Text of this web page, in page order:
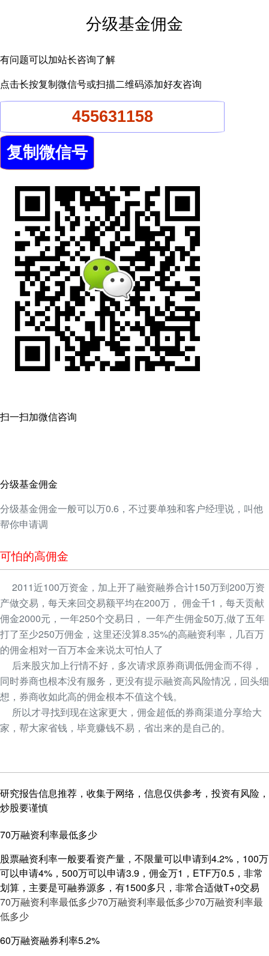
分级基金佣金
有问题可以加站长咨询了解
点击长按复制微信号或扫描二维码添加好友咨询
扫一扫加微信咨询
分级基金佣金
分级基金佣金一般可以万0.6，不过要单独和客户经理说，叫他
帮你申请调
可怕的高佣金
2011近100万资金，加上开了融资融券合计150万到200万资
产做交易，每天来回交易额平均在200万， 佣金千1，每天贡献
佣金2000元，一年250个交易日， 一年产生佣金50万,做了五年
打了至少250万佣金，这里还没算8.35%的高融资利率，几百万
的佣金相对一百万本金来说太可怕人了
后来股灾加上行情不好，多次请求原券商调低佣金而不得，
同时券商也根本没有服务，更没有提示融资高风险情况，回头细
想，券商收如此高的佣金根本不值这个钱。
所以才寻找到现在这家更大，佣金超低的券商渠道分享给大
家，帮大家省钱，毕竟赚钱不易，省出来的是自己的。
研究报告信息推荐，收集于网络，信息仅供参考，投资有风险，
炒股要谨慎
70万融资利率最低多少
股票融资利率一般要看资产量，不限量可以申请到4.2%，100万
可以申请4%，500万可以申请3.9，佣金万1，ETF万0.5，非常
划算，主要是可融券源多，有1500多只，非常合适做T+0交易
70万融资利率最低多少70万融资利率最低多少70万融资利率最
低多少
60万融资融券利率5.2%